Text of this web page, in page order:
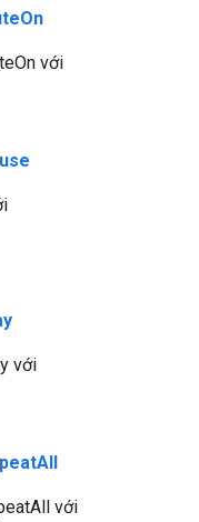
với
với
với